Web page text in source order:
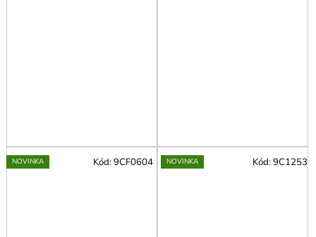
NOVINKA Kód:9CF0604 NOVINKA Kód:9C1253